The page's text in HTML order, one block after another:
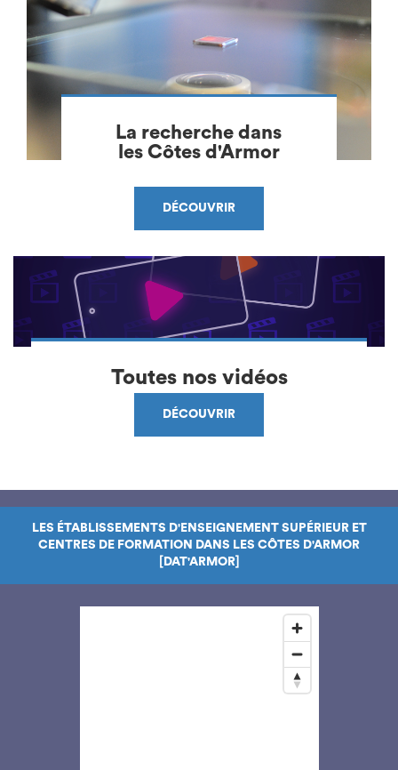
La recherche dans
les Côtes d'Armor
DÉCOUVRIR
Toutes nos vidéos
DÉCOUVRIR
LES ÉTABLISSEMENTS D'ENSEIGNEMENT SUPÉRIEUR ET
CENTRES DE FORMATION DANS LES CÔTES D'ARMOR
[DAT'ARMOR]